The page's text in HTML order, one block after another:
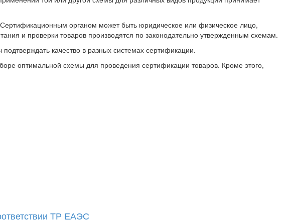
органом может быть юридическое или физическое лицо,
и проверки товаров производятся по законодательно утвержденным схемам.
качество в разных системах сертификации.
оптимальной схемы для проведения сертификации товаров. Кроме этого,
ТР ЕАЭС